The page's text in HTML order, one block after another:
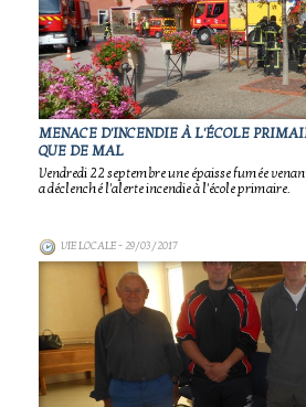
MENACE D'INCENDIE À L'ÉCOLE
QUE DE MAL
Vendredi 22 septembre une épaisse fumée
a déclenché l'alerte incendie à l'école primaire.
VIE LOCALE- 29/03/2017